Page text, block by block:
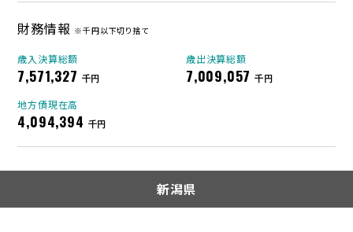
財務情報 ※千円以下切り捨て
歳入決算総額
7,571,327 千円
歳出決算総額
7,009,057 千円
地方債現在高
4,094,394 千円
新潟県